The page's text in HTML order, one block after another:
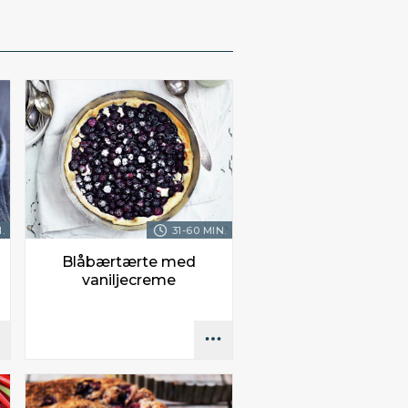
31-60 MIN.
Blåbærtærte med
vaniljecreme